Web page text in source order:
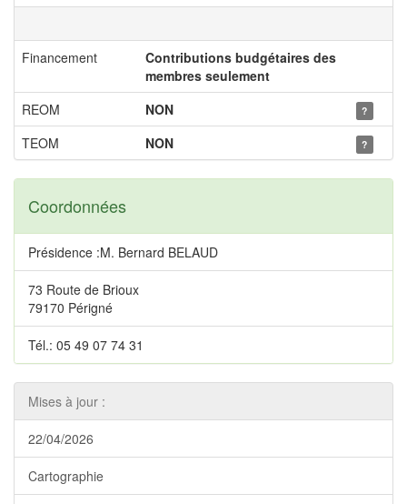
Financement
Contributions budgétaires des
membres seulement
REOM
NON ?
TEOM NON ?
Coordonnées
Présidence :M. Bernard BELAUD
73 Route de Brioux
79170 Périgné
Tél.: 05 49 07 74 31
Mises à jour :
22/04/2026
Cartographie